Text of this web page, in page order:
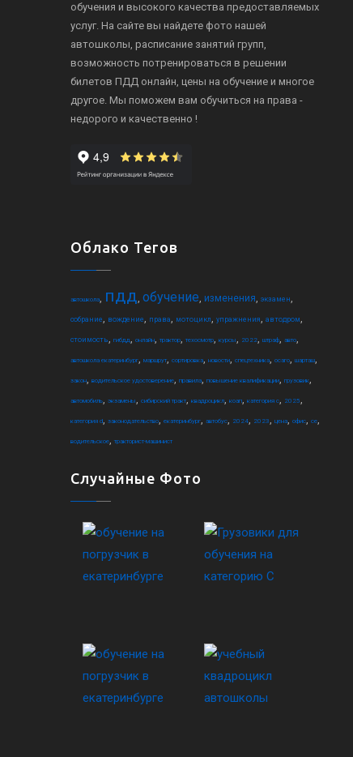
обучения и высокого качества предоставляемых
услуг. На сайте вы найдете фото нашей
автошколы, расписание занятий групп,
возможность потренироваться в решении
билетов ПДД онлайн, цены на обучение и многое
другое. Мы поможем вам обучиться на права -
недорого и качественно !
Облако Тегов
автошкола, пдд, обучение, изменения, экзамен,
собрание, вождение, права, мотоцикл, упражнения, автодром,
стоимость, гибдд, онлайн, трактор, техосмотр, курсы, 2022, штраф, авто,
автошкола екатеринбург, маршрут, сортировка, новости, спецтехника, осаго, шарташ,
закон, водительское удостоверение, правила, повышение квалификации, грузовик,
автомобиль, экзамены, сибирский тракт, квадроцикл, коап, категория c, 2025,
категория d, законодательство, екатеринбург, автобус, 2024, 2023, цена, офис, ce,
водительское, тракторист-машинист
Случайные Фото